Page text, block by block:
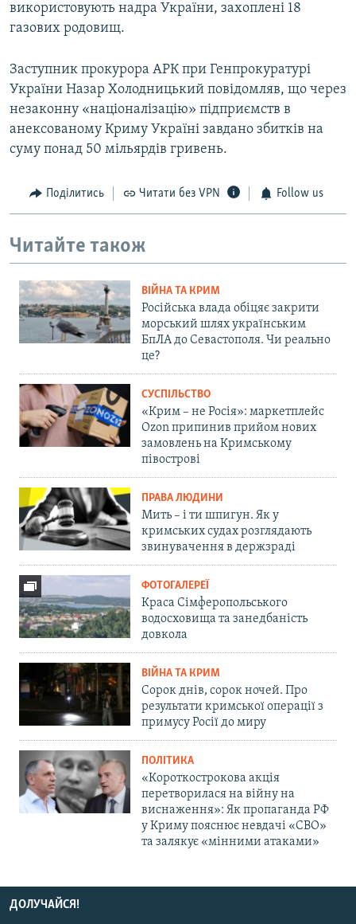
використовують надра України, захоплені 18
газових родовищ.
Заступник прокурора АРК при Генпрокуратурі
України Назар Холодницький повідомляв, що через
незаконну «націоналізацію» підприємств в
анексованому Криму Україні завдано збитків на
суму понад 50 мільярдів гривень.
Поділитись Читати без VPN Follow us
Читайте також
ВІЙНА ТА КРИМ
Російська влада обіцяє закрити
морський шлях українським
БпЛА до Севастополя. Чи реально
це?
СУСПІЛЬСТВО
«Крим – не Росія»: маркетплейс
Ozon припинив прийом нових
замовлень на Кримському
півострові
ПРАВА ЛЮДИНИ
Мить – і ти шпигун. Як у
кримських судах розглядають
звинувачення в держзраді
ФОТОГАЛЕРЕЇ
Краса Сімферопольського
водосховища та занедбаність
довкола
ВІЙНА ТА КРИМ
Сорок днів, сорок ночей. Про
результати кримської операції з
примусу Росії до миру
ПОЛІТИКА
«Короткострокова акція
перетворилася на війну на
виснаження»: Як пропаганда РФ
у Криму пояснює невдачі «СВО»
та залякує «мінними атаками»
ДОЛУЧАЙСЯ!